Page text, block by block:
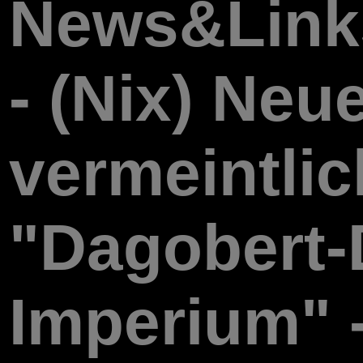
- (Nix)
Imperium"